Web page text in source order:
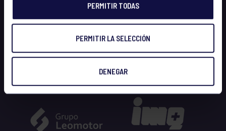
PERMITIR TODAS
PERMITIR LA SELECCIÓN
DENEGAR